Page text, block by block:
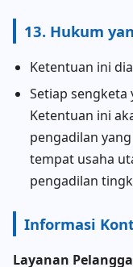
13. Hukum
Ketentuan ini
Setiap
Ketentuan ini
pengadilan
tempat usaha
pengadilan
Informasi
Layanan